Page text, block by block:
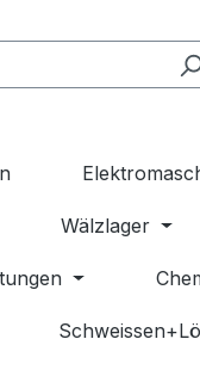
Wälzlager